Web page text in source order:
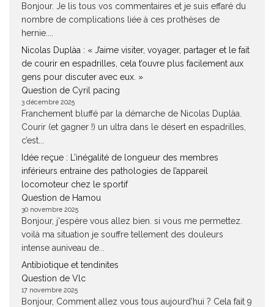
Bonjour. Je lis tous vos commentaires et je suis effaré du
nombre de complications liée à ces prothèses de
hernie....
Nicolas Duplàa : « J’aime visiter, voyager, partager et le fait
de courir en espadrilles, cela t’ouvre plus facilement aux
gens pour discuter avec eux. »
Question de Cyril pacing
3 décembre 2025
Franchement bluffé par la démarche de Nicolas Duplàa.
Courir (et gagner !) un ultra dans le désert en espadrilles,
c’est...
Idée reçue : L’inégalité de longueur des membres
inférieurs entraine des pathologies de l’appareil
locomoteur chez le sportif
Question de Hamou
30 novembre 2025
Bonjour, j'espère vous allez bien. si vous me permettez.
voilà ma situation je souffre tellement des douleurs
intense auniveau de...
Antibiotique et tendinites
Question de Vlc
17 novembre 2025
Bonjour, Comment allez vous tous aujourd'hui ? Cela fait 9